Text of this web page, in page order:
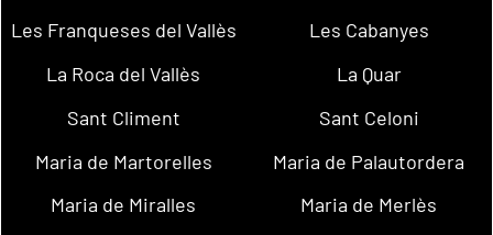
Les Franqueses del Vallès
Les Cabanyes
La Roca del Vallès
La Quar
Sant Climent
Sant Celoni
Maria de Martorelles
Maria de Palautordera
Maria de Miralles
Maria de Merlès